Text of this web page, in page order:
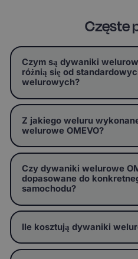
Częste
Czym są dywaniki
różnią się od
welurowych?
Z jakiego weluru
welurowe OMEVO?
Czy dywaniki welurowe
dopasowane do
samochodu?
Ile kosztują dywaniki